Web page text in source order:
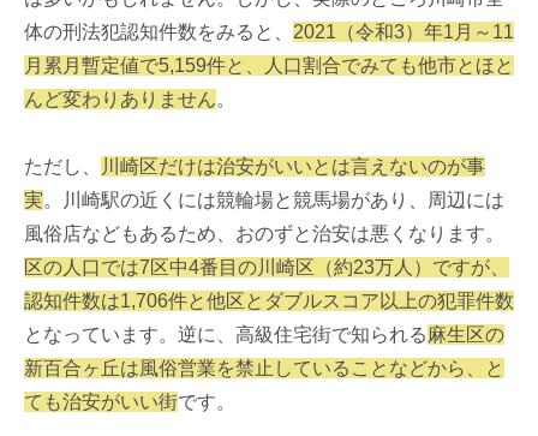
体の刑法犯認知件数をみると、 2021（令和3）年1月～11
月累月暫定値で5,159件と、人口割合でみても他市とほと
んど変わりありません。
ただし、
川崎区だけは治安がいいとは言えないのが事
実。川崎駅の近くには競輪場と競馬場があり、周辺には
風俗店などもあるため、おのずと治安は悪くなります。
区の人口では7区中4番目の川崎区（約23万人）ですが、
認知件数は1,706件と他区とダブルスコア以上の犯罪件数
となっています。逆に、高級住宅街で知られる麻生区の
新百合ヶ丘は風俗営業を禁止していることなどから、と
ても治安がいい街です。